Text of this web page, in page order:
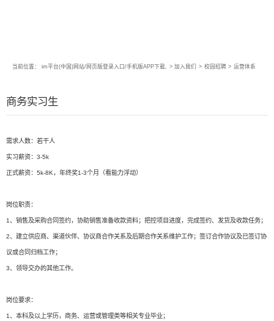
当前位置： im平台(中国)网站/网页版登录入口/手机版APP下载, > 加入我们 > 校园招聘 > 运营体系
商务实习生
需求人数：若干人
实习薪资：3-5k
正式薪资：5k-8K，年终奖1-3个月（看能力浮动）
岗位职责：
1、销售及采购合同签约，协助销售准备收款资料；把控项目进度，完成签约、发货及收款任务；
2、建立供应商、渠道伙伴、协议商合作关系及后期合作关系维护工作；签订合作协议及已签订协
议或合同归档工作；
3、领导交办的其他工作。
岗位要求：
1、本科及以上学历，商务、运营或管理类等相关专业毕业；